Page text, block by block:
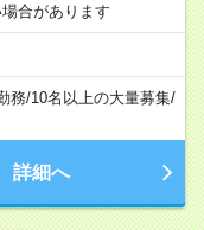
合があります
務/10名以上の大量募集/
詳細へ